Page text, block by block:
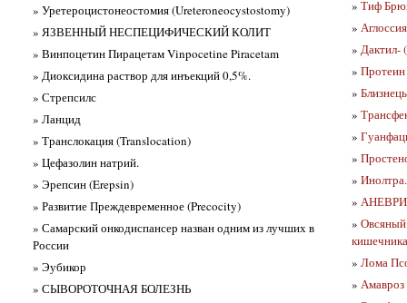
» Уретероцистонеостомия (Ureteroneocystostomy)
» ЯЗВЕННЫЙ НЕСПЕЦИФИЧЕСКИЙ КОЛИТ
» Винпоцетин Пирацетам Vinpocetine Piracetam
» Диоксидина раствор для инъекций 0,5%.
» Стрепсилс
» Ланцид
» Транслокация (Translocation)
» Цефазолин натрий.
» Эрепсин (Erepsin)
» Развитие Преждевременное (Precocity)
» Самарский онкодиспансер назван одним из лучших в
России
» Эубикор
» СЫВОРОТОЧНАЯ БОЛЕЗНЬ
» Тиф
»
» Дактил-
»
»
»
»
»
» Инолтра.
»
» Овсяный
кишечника
» Лома
»